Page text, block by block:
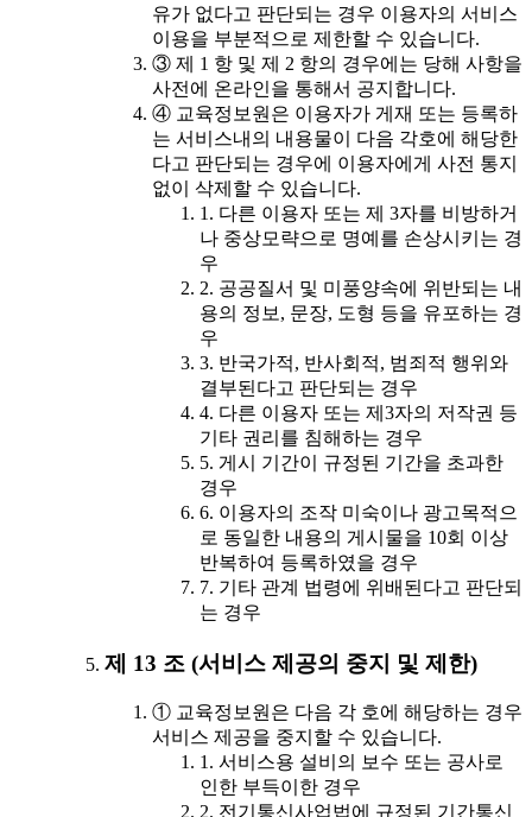
유가 없다고 판단되는 경우 이용자의 서비스
이용을 부분적으로 제한할 수 있습니다.
③ 제 1 항 및 제 2 항의 경우에는 당해 사항을
사전에 온라인을 통해서 공지합니다.
④ 교육정보원은 이용자가 게재 또는 등록하
는 서비스내의 내용물이 다음 각호에 해당한
다고 판단되는 경우에 이용자에게 사전 통지
없이 삭제할 수 있습니다.
1. 다른 이용자 또는 제 3자를 비방하거
나 중상모략으로 명예를 손상시키는 경
우
2. 공공질서 및 미풍양속에 위반되는 내
용의 정보, 문장, 도형 등을 유포하는 경
우
3. 반국가적, 반사회적, 범죄적 행위와
결부된다고 판단되는 경우
4. 다른 이용자 또는 제3자의 저작권 등
기타 권리를 침해하는 경우
5. 게시 기간이 규정된 기간을 초과한
경우
6. 이용자의 조작 미숙이나 광고목적으
로 동일한 내용의 게시물을 10회 이상
반복하여 등록하였을 경우
7. 기타 관계 법령에 위배된다고 판단되
는 경우
제 13 조 (서비스 제공의 중지 및 제한)
① 교육정보원은 다음 각 호에 해당하는 경우
서비스 제공을 중지할 수 있습니다.
1. 서비스용 설비의 보수 또는 공사로
인한 부득이한 경우
2. 전기통신사업법에 규정된 기간통신